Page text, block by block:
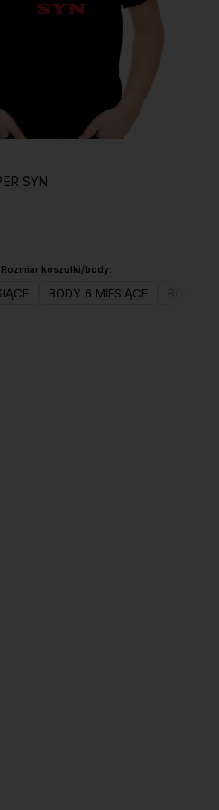
140(L) KOSZULKA 152(XL)
12 MIESIĘCY KOSZULKA 74
SYN
Rozmiar koszulki/body:
BODY 6 MIESIĄCE BODY 9